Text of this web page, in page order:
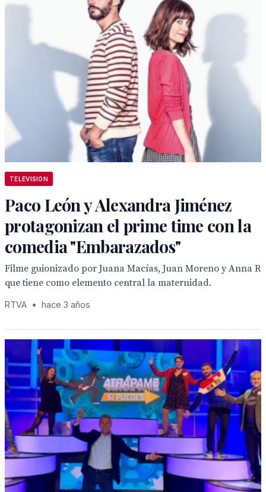
TELEVISION
Paco León y Alexandra Jiménez
protagonizan el prime time con la
comedia "Embarazados"
Filme guionizado por Juana Macías, Juan Moreno y Anna R
que tiene como elemento central la maternidad.
RTVA • hace 3 años